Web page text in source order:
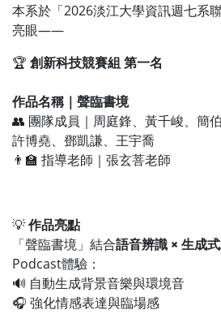
本系於「2026淡江大學資訊週七系
亮眼——
🏆 創新科技競賽組 第一名
作品名稱｜聲臨書境
👥 團隊成員｜周庭鋒、黃千峻、簡
許博堯、鄧凱謙、王宇喬
👨‍🏫 指導老師｜張玄菩老師
💡作品亮點
「聲臨書境」結合語音辨識 × 生成
Podcast體驗：
🔊 自動生成背景音樂與環境音
🎧 強化情感表達與臨場感